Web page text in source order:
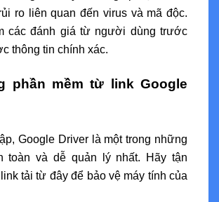
ro liên quan đến virus và mã độc.
các đánh giá từ người dùng trước
thông tin chính xác.
phần mềm từ link Google
Google Driver là một trong những
toàn và dễ quản lý nhất. Hãy tận
tải từ đây để bảo vệ máy tính của